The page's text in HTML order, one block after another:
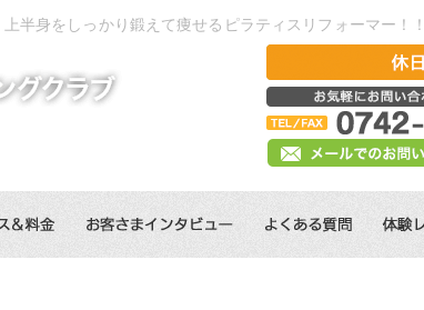
半身をしっかり鍛えて痩せるピラティスリフォーマー！！